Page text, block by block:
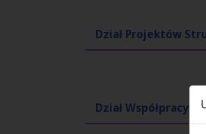
Dział Projektów
Dział Współpracy